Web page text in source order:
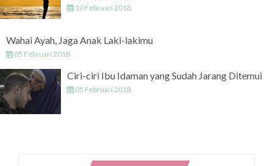
10 Februari 2018
Wahai Ayah, Jaga Anak Laki-lakimu
05 Februari 2018
Ciri-ciri Ibu Idaman yang Sudah Jarang Ditemui
05 Februari 2018